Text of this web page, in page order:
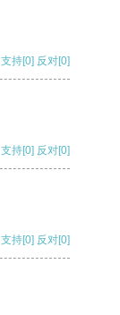
支持[0] 反对[0]
支持[0] 反对[0]
支持[0] 反对[0]